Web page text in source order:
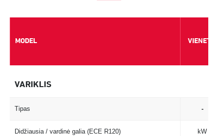
MODEL
VARIKLIS
Tipas
Didžiausia / vardinė galia (ECE R120)
MODEL VIENETAI
MODEL VIENETAI
VARIKLIS
Tipas -
Didžiausia / vardinė galia (ECE R120)
kW